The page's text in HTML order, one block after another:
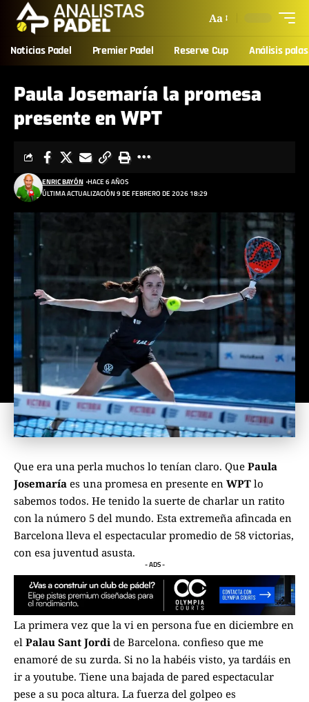
Aa
Noticias Padel Premier Padel Reserve Cup Análisis palas
Paula Josemaría la promesa
presente en WPT
ÚLTIMA ACTUALIZACIÓN 9 DE FEBRERO DE 2026 18:29
ENRIC BAYÓN HACE 6 AÑOS
Que era una perla muchos lo tenían claro. Que Paula
Josemaría es una promesa en presente en WPT lo
sabemos todos. He tenido la suerte de charlar un ratito
con la número 5 del mundo. Esta extremeña afincada en
Barcelona lleva el espectacular promedio de 58 victorias,
con esa juventud asusta.
- ADS -
La primera vez que la vi en persona fue en diciembre en
el Palau Sant Jordi de Barcelona. confieso que me
enamoré de su zurda. Si no la habéis visto, ya tardáis en
ir a youtube. Tiene una bajada de pared espectacular
pese a su poca altura. La fuerza del golpeo es